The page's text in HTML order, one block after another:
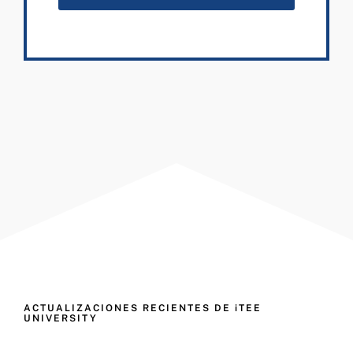
ACTUALIZACIONES RECIENTES DE iTEE
UNIVERSITY